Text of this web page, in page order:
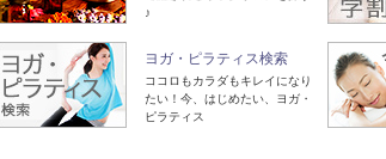
♪
ヨガ・ピラティス検索
ココロもカラダもキレイになり
たい！今、はじめたい、ヨガ・
ピラティス